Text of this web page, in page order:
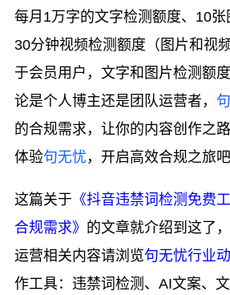
每月1万字的文字检测额度、10
30分钟视频检测额度（图片和视
于会员用户，文字和图片检测额
论是个人博主还是团队运营者，
的合规需求，让你的内容创作之
体验句无忧 ，开启高效合规之旅吧
这篇关于 《抖音违禁词检测免费
合规需求》 的文章就介绍到这了
运营相关内容请浏览句无忧行业
作工具：违禁词检测、AI文案、